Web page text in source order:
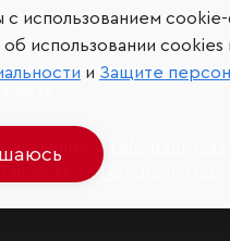
сетях и
–
–Telegram
с использованием
использовании cookies
и Защите